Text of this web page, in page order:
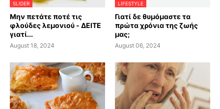
SLIDER
Μην πετάτε ποτέ τις
φλούδες λεμονιού - ΔΕΙΤΕ
γιατί...
August 18, 2024
LIFESTYLE
Γιατί δε θυμόμαστε τα
πρώτα χρόνια της ζωής
μας;
August 06, 2024